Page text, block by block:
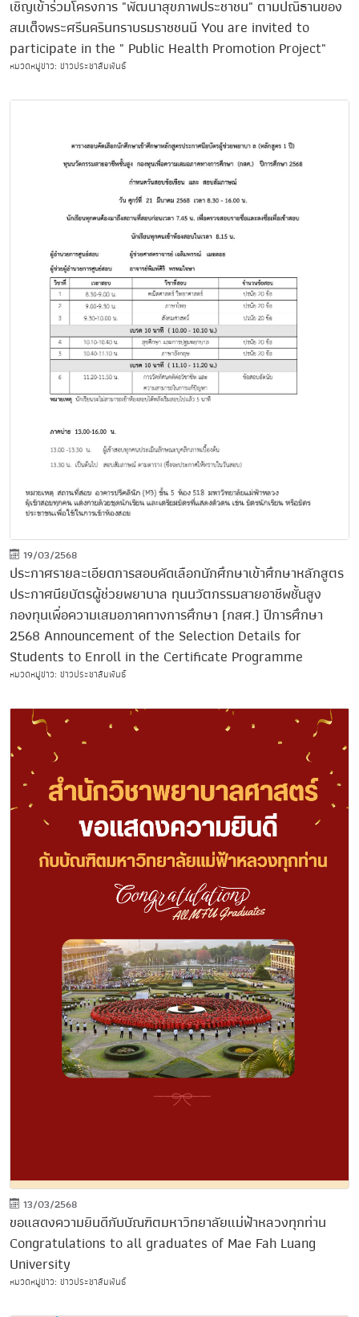
เชิญเข้าร่วมโครงการ "พัฒนาสุขภาพประชาชน" ตามปณิธานของ
สมเด็จพระศรีนครินทราบรมราชชนนี You are invited to
participate in the " Public Health Promotion Project"
หมวดหมู่ข่าว: ข่าวประชาสัมพันธ์
19/03/2568
ประกาศรายละเอียดการสอบคัดเลือกนักศึกษาเข้าศึกษาหลักสูตร
ประกาศนียบัตรผู้ช่วยพยาบาล ทุนนวัตกรรมสายอาชีพชั้นสูง
กองทุนเพื่อความเสมอภาคทางการศึกษา (กสศ.) ปีการศึกษา
2568 Announcement of the Selection Details for
Students to Enroll in the Certificate Programme
หมวดหมู่ข่าว: ข่าวประชาสัมพันธ์
13/03/2568
ขอแสดงความยินดีกับบัณฑิตมหาวิทยาลัยแม่ฟ้าหลวงทุกท่าน
Congratulations to all graduates of Mae Fah Luang
University
หมวดหมู่ข่าว: ข่าวประชาสัมพันธ์